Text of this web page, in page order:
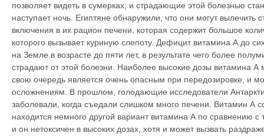
позволяет видеть в сумерках, и страдающие этой болезнью
наступает ночь. Египтяне обнаружили, что они могут
включения в их рацион печени, которая содержит большое
которого вызывает куриную слепоту. Дефицит витамина А до
на Земле в возрасте до пяти лет, в результате чего более
страдают от этой болезни. Наиболее высокие дозы витамина А
свою очередь является очень опасным при передозировке, и
осложнениям. В прошлом, голодающие исследователи
заболевали, когда съедали слишком много печени. Витамин А
находится немного другой вариант витамина А по сравнению
и он нетоксичен в высоких дозах, хотя и может вызвать